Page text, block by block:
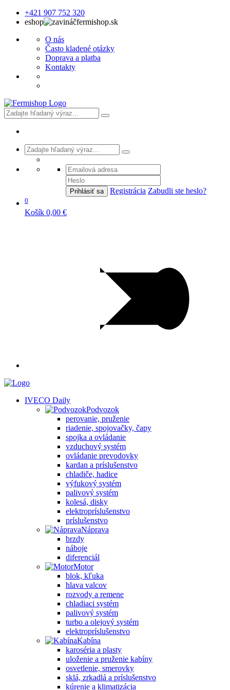
+421 907 752 320
eshop
fermishop.sk
O nás
Často kladené otázky
Doprava a platba
Kontakty
Prihlásiť sa Registrácia Zabudli ste heslo?
0
Košík 0,00 €
IVECO Daily
Podvozok
perovanie, pruženie
riadenie, spojovačky, čapy
spojka a ovládanie
vzduchový systém
ovládanie prevodovky
kardan a príslušenstvo
chladiče, hadice
výfukový systém
palivový systém
kolesá, disky
elektropríslušenstvo
príslušenstvo
Náprava
brzdy
náboje
diferenciál
Motor
blok, kľuka
hlava valcov
rozvody a remene
chladiaci systém
palivový systém
turbo a olejový systém
elektropríslušenstvo
Kabína
karoséria a plasty
uloženie a pruženie kabíny
osvetlenie, smerovky
sklá, zrkadlá a príslušenstvo
kúrenie a klimatizácia